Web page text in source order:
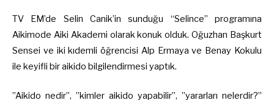
TV EM’de Selin Canik’in sunduğu “Selince” programına
Aikimode Aiki Akademi olarak konuk olduk. Oğuzhan Başkurt
Sensei ve iki kıdemli öğrencisi Alp Ermaya ve Benay Kokulu
ile keyifli bir aikido bilgilendirmesi yaptık.
”Aikido nedir”, ”kimler aikido yapabilir”, ”yararları nelerdir?”